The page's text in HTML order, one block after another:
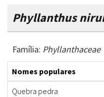
Phyllanthus
Família: Phyllanthaceae
Nomes populares
Quebra pedra